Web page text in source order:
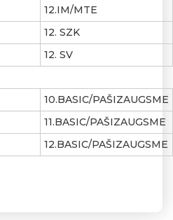
12.IM/MTE
12. SZK
12. SV
10.BASIC/PAŠIZAUGSME
11.BASIC/PAŠIZAUGSME
12.BASIC/PAŠIZAUGSME